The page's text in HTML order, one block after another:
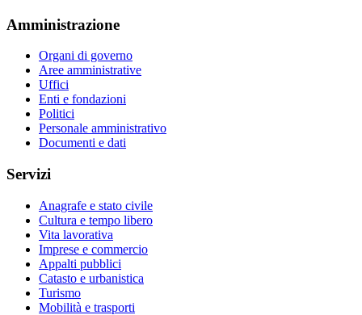
Amministrazione
Organi di governo
Aree amministrative
Uffici
Enti e fondazioni
Politici
Personale amministrativo
Documenti e dati
Servizi
Anagrafe e stato civile
Cultura e tempo libero
Vita lavorativa
Imprese e commercio
Appalti pubblici
Catasto e urbanistica
Turismo
Mobilità e trasporti